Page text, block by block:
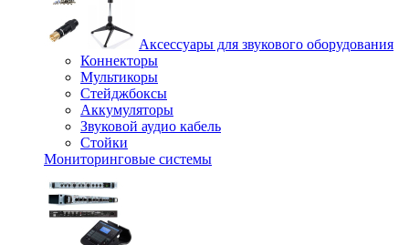
Аксессуары для звукового оборудования
Коннекторы
Мультикоры
Стейджбоксы
Аккумуляторы
Звуковой аудио кабель
Стойки
Мониторинговые системы